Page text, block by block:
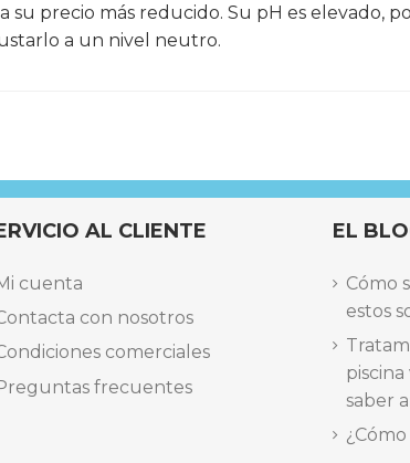
su precio más reducido. Su pH es elevado,
a un nivel neutro.
AL CLIENTE
cuenta
con nosotros
comerciales
frecuentes
EL
Cómo
estos
saber